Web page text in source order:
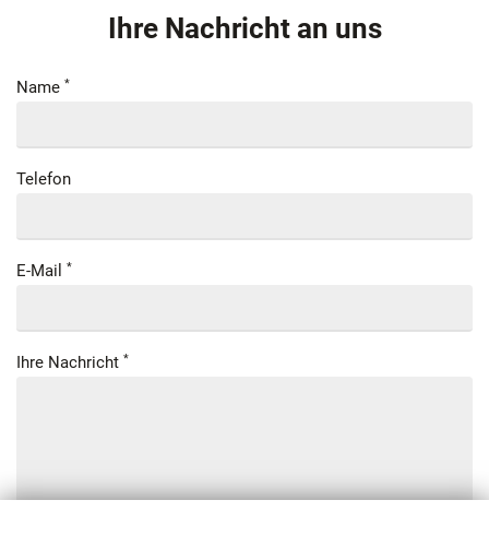
Ihre Nachricht an uns
Name
Telefon
E-Mail
Ihre Nachricht